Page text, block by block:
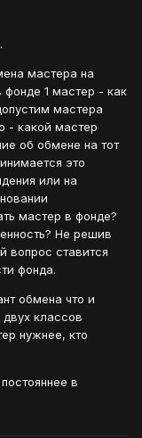
мастера на
1 мастер - как
мастера
- какой мастер
об обмене на тот
это
или на
мастер в фонде?
Не решив
вопрос ставится
фонда.
обмена что и
классов
нужнее, кто
в